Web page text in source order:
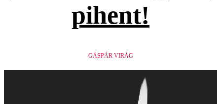
pihent!
GÁSPÁR VIRÁG